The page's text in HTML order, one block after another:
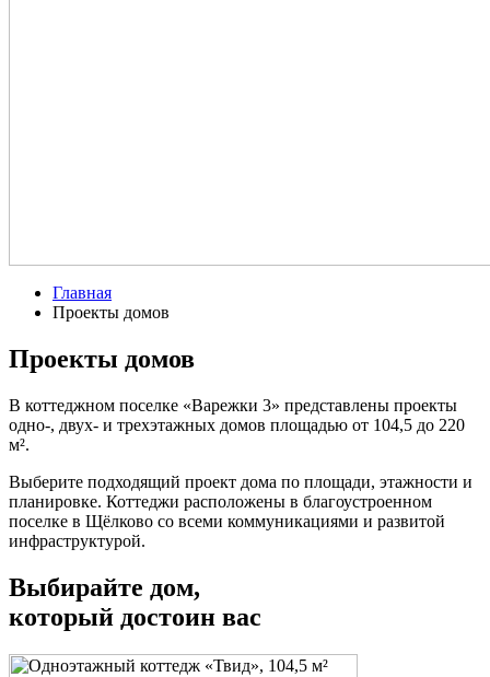
Главная
Проекты домов
Проекты домов
В коттеджном поселке «Варежки 3» представлены проекты
одно-, двух- и трехэтажных домов площадью от 104,5 до 220
м².
Выберите подходящий проект дома по площади, этажности и
планировке. Коттеджи расположены в благоустроенном
поселке в Щёлково со всеми коммуникациями и развитой
инфраструктурой.
Выбирайте дом,
который достоин вас